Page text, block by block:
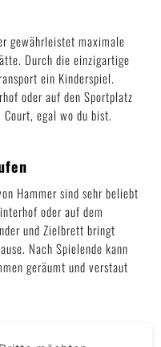
gewährleistet maximale
Durch die einzigartige
ein Kinderspiel.
oder auf den Sportplatz
egal wo du bist.
Hammer sind sehr beliebt
oder auf dem
und Zielbrett bringt
Nach Spielende kann
geräumt und verstaut